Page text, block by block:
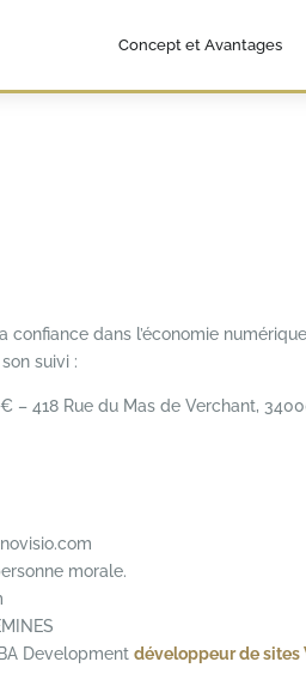
Concept et Avantages
confiance dans l’économie
suivi :
– 418 Rue du Mas de Verchant,
morale.
Development développeur de sites